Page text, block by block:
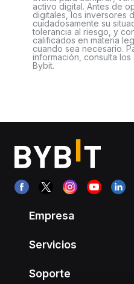
activo digital. Antes de
digitales, los inversores
cuidadosamente su
tolerancia al riesgo, y
calificados en materia
cuando sea necesario.
información, consulta
Bybit.
Empresa
Servicios
Soporte